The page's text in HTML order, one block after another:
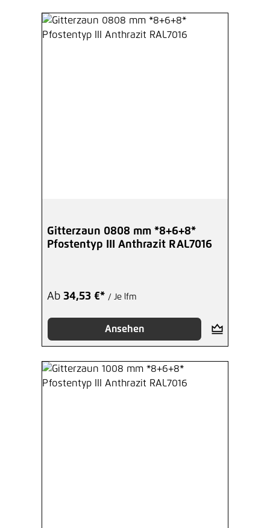
Gitterzaun 0808 mm *8+6+8*
Pfostentyp III Anthrazit RAL7016
Ab 34,53 €* / Je lfm
Ansehen